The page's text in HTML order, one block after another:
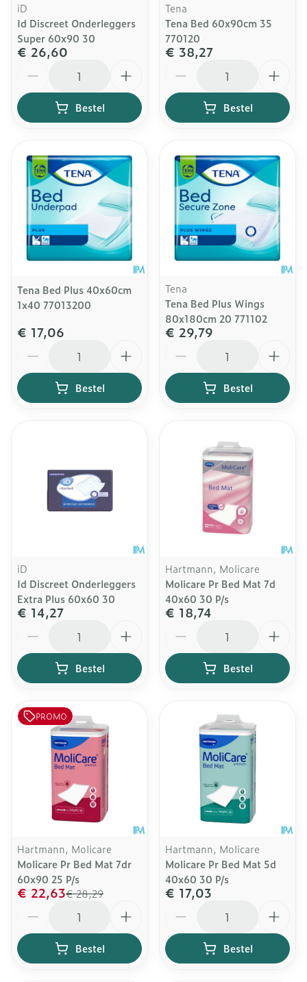
iD
Id Discreet Onderleggers
Super 60x90 30
€ 26,60
Bestel
Tena
Tena Bed 60x90cm 35
770120
€ 38,27
Bestel
Tena Bed Plus 40x60cm
1x40 77013200
€ 17,06
Bestel
Tena
Tena Bed Plus Wings
80x180cm 20 771102
€ 29,79
Bestel
iD
Id Discreet Onderleggers
Extra Plus 60x60 30
€ 14,27
Bestel
Hartmann, Molicare
Molicare Pr Bed Mat 7d
40x60 30 P/s
€ 18,74
Bestel
PROMO
Hartmann, Molicare
Molicare Pr Bed Mat 7dr
60x90 25 P/s
€ 28,29
€ 22,63
Bestel
Hartmann, Molicare
Molicare Pr Bed Mat 5d
40x60 30 P/s
€ 17,03
Bestel